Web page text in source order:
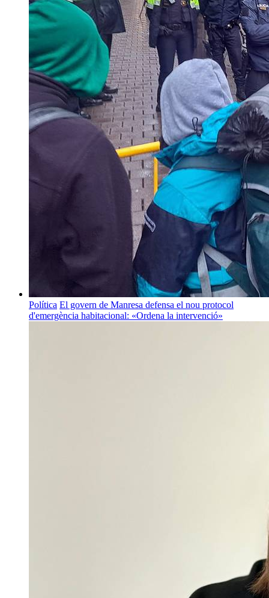
Política El govern de Manresa defensa el nou protocol
d'emergència habitacional: «Ordena la intervenció»